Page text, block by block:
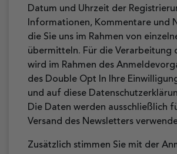
Datum und Uhrzeit der
Informationen, Kommentare und
die Sie uns im Rahmen von
übermitteln. Für die Verarbeitung
wird im Rahmen des
des Double Opt In Ihre
und auf diese
Die Daten werden ausschließlich
Versand des Newsletters
Zusätzlich stimmen Sie mit der